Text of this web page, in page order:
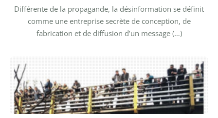
Différente de la propagande, la désinformation se définit
comme une entreprise secrète de conception, de
fabrication et de diffusion d’un message (…)